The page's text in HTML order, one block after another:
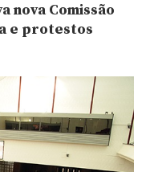
nova Comissão
e protestos